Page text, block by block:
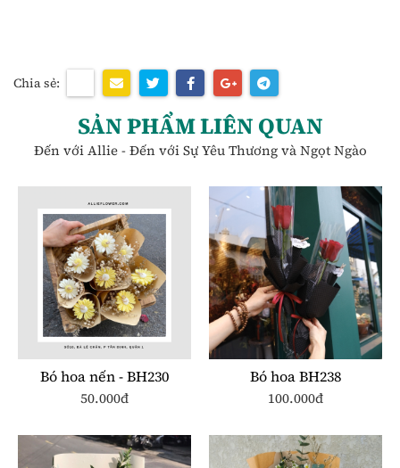
Chia sẻ:
SẢN PHẨM LIÊN QUAN
Đến với Allie - Đến với Sự Yêu Thương và Ngọt Ngào
Bó hoa nến - BH230
50.000đ
Bó hoa BH238
100.000đ